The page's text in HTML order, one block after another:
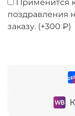
Применится
поздравления
заказу. (+300 ₽)